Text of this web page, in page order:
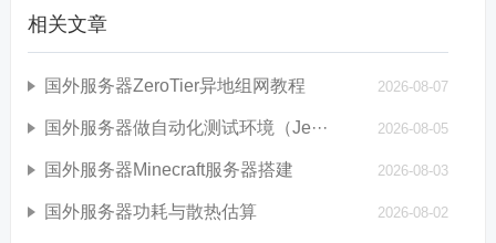
相关文章
国外服务器ZeroTier异地组网教程 2026-08-07
国外服务器做自动化测试环境（Je··· 2026-08-05
国外服务器Minecraft服务器搭建 2026-08-03
国外服务器功耗与散热估算 2026-08-02